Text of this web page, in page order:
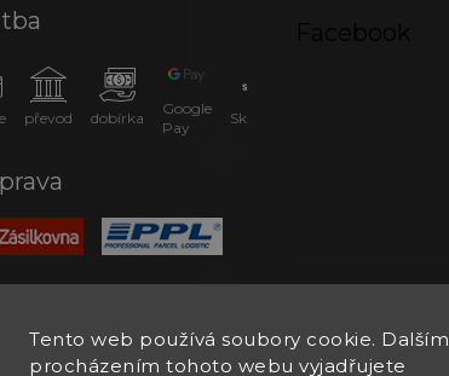
Tento web používá soubory cookie. Dalším
procházením tohoto webu vyjadřujete
převod dobírka
Google
Pay
SkipPay